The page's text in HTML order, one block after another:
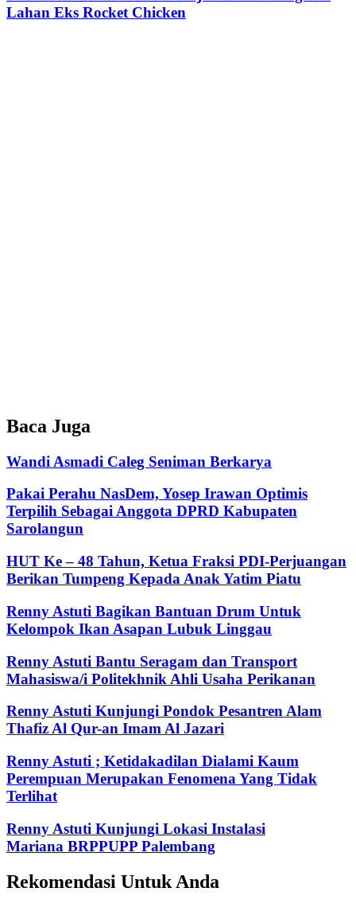
Lahan Eks Rocket Chicken
Baca Juga
Wandi Asmadi Caleg Seniman Berkarya
Pakai Perahu NasDem, Yosep Irawan Optimis
Terpilih Sebagai Anggota DPRD Kabupaten
Sarolangun
HUT Ke – 48 Tahun, Ketua Fraksi PDI-Perjuangan
Berikan Tumpeng Kepada Anak Yatim Piatu
Renny Astuti Bagikan Bantuan Drum Untuk
Kelompok Ikan Asapan Lubuk Linggau
Renny Astuti Bantu Seragam dan Transport
Mahasiswa/i Politekhnik Ahli Usaha Perikanan
Renny Astuti Kunjungi Pondok Pesantren Alam
Thafiz Al Qur-an Imam Al Jazari
Renny Astuti ; Ketidakadilan Dialami Kaum
Perempuan Merupakan Fenomena Yang Tidak
Terlihat
Renny Astuti Kunjungi Lokasi Instalasi
Mariana BRPPUPP Palembang
Rekomendasi Untuk Anda